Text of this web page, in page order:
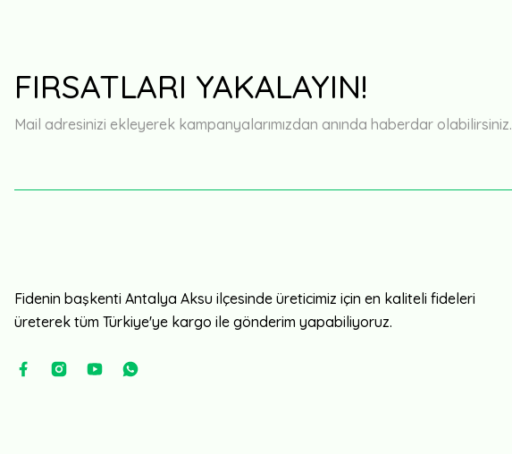
FIRSATLARI YAKALAYIN!
Mail adresinizi ekleyerek kampanyalarımızdan anında haberdar olabilirsiniz.
Fidenin başkenti Antalya Aksu ilçesinde üreticimiz için en kaliteli fideleri
üreterek tüm Türkiye'ye kargo ile gönderim yapabiliyoruz.